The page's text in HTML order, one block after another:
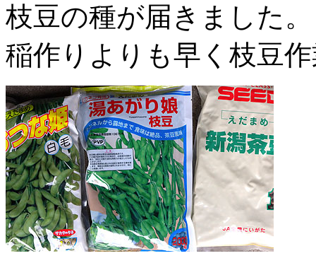
枝豆の種が届きました。
稲作りよりも早く枝豆